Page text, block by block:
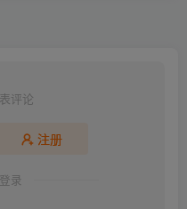
评论
注册
录